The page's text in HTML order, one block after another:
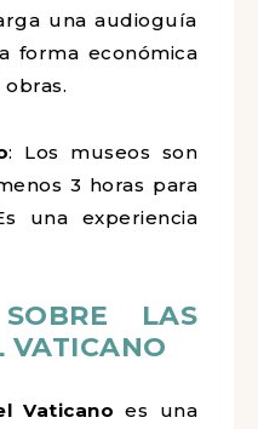
una audioguía
forma económica
: Los museos son
3 horas para
una experiencia
LAS
VATICANO
Vaticano es una